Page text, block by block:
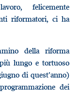
felicemente
riformatori, ci ha
della riforma
lungo e tortuoso
di quest’anno)
dei